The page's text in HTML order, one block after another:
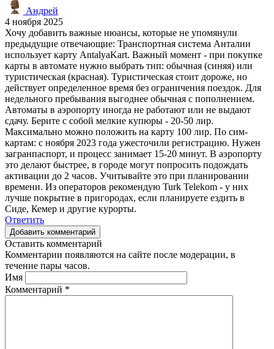
Андрей
4 ноября 2025
Хочу добавить важные нюансы, которые не упомянули
предыдущие отвечающие: Транспортная система Анталии
использует карту AntalyaKart. Важный момент - при покупке
карты в автомате нужно выбрать тип: обычная (синяя) или
туристическая (красная). Туристическая стоит дороже, но
действует определенное время без ограничения поездок. Для
недельного пребывания выгоднее обычная с пополнением.
Автоматы в аэропорту иногда не работают или не выдают
сдачу. Берите с собой мелкие купюры - 20-50 лир.
Максимально можно положить на карту 100 лир. По сим-
картам: с ноября 2023 года ужесточили регистрацию. Нужен
загранпаспорт, и процесс занимает 15-20 минут. В аэропорту
это делают быстрее, в городе могут попросить подождать
активации до 2 часов. Учитывайте это при планировании
времени. Из операторов рекомендую Turk Telekom - у них
лучше покрытие в пригородах, если планируете ездить в
Сиде, Кемер и другие курорты.
Ответить
Добавить комментарий
Оставить комментарий
Комментарии появляются на сайте после модерации, в
течение пары часов.
Имя
Комментарий *